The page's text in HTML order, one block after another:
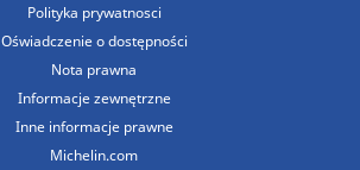
Polityka prywatnosci
Oświadczenie o dostępności
Nota prawna
Informacje zewnętrzne
Inne informacje prawne
Michelin.com